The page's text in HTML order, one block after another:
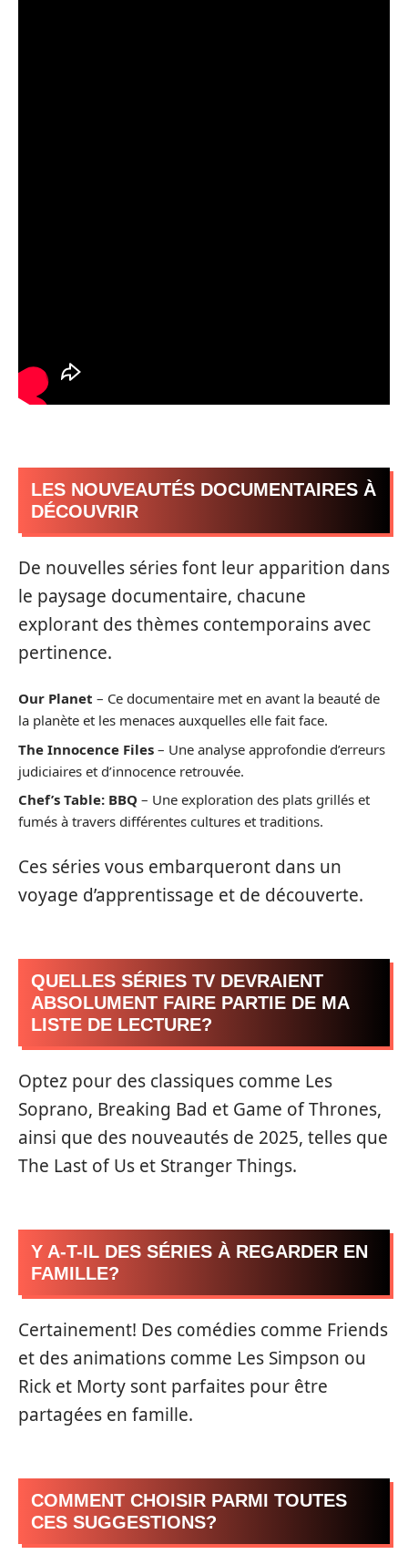
LES NOUVEAUTÉS DOCUMENTAIRES À
DÉCOUVRIR
De nouvelles séries font leur apparition dans
le paysage documentaire, chacune
explorant des thèmes contemporains avec
pertinence.
Our Planet – Ce documentaire met en avant la beauté de
la planète et les menaces auxquelles elle fait face.
The Innocence Files – Une analyse approfondie d’erreurs
judiciaires et d’innocence retrouvée.
Chef’s Table: BBQ – Une exploration des plats grillés et
fumés à travers différentes cultures et traditions.
Ces séries vous embarqueront dans un
voyage d’apprentissage et de découverte.
QUELLES SÉRIES TV DEVRAIENT
ABSOLUMENT FAIRE PARTIE DE MA
LISTE DE LECTURE?
Optez pour des classiques comme Les
Soprano, Breaking Bad et Game of Thrones,
ainsi que des nouveautés de 2025, telles que
The Last of Us et Stranger Things.
Y A-T-IL DES SÉRIES À REGARDER EN
FAMILLE?
Certainement! Des comédies comme Friends
et des animations comme Les Simpson ou
Rick et Morty sont parfaites pour être
partagées en famille.
COMMENT CHOISIR PARMI TOUTES
CES SUGGESTIONS?